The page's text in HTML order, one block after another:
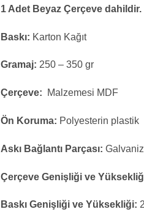
1 Adet Beyaz Çerçeve dahildir.
Baskı: Karton Kağıt
Gramaj: 250 – 350 gr
Çerçeve: Malzemesi MDF
Ön Koruma: Polyesterin plastik
Askı Bağlantı Parçası:
Çerçeve Genişliği ve
Baskı Genişliği ve Yüksekliği: